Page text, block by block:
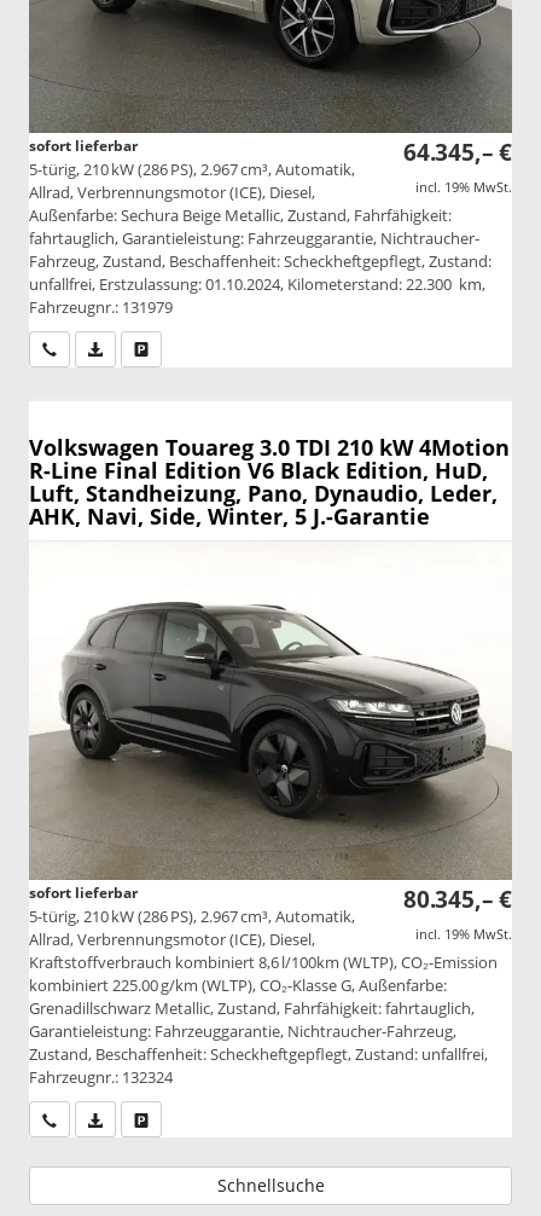
64.345,– €
incl. 19% MwSt.
sofort lieferbar
5-türig, 210 kW (286 PS), 2.967 cm³, Automatik,
Allrad, Verbrennungsmotor (ICE), Diesel,
Außenfarbe: Sechura Beige Metallic, Zustand, Fahrfähigkeit:
fahrtauglich, Garantieleistung: Fahrzeuggarantie, Nichtraucher-
Fahrzeug, Zustand, Beschaffenheit: Scheckheftgepflegt, Zustand:
unfallfrei, Erstzulassung: 01.10.2024, Kilometerstand: 22.300 km,
Fahrzeugnr.: 131979
Wir rufen Sie anPDF-Datei, Fahrzeugexposé drucken
Volkswagen Touareg 3.0 TDI 210 kW 4Motion
R-Line Final Edition V6 Black Edition, HuD,
Luft, Standheizung, Pano, Dynaudio, Leder,
AHK, Navi, Side, Winter, 5 J.-Garantie
80.345,– €
incl. 19% MwSt.
sofort lieferbar
5-türig, 210 kW (286 PS), 2.967 cm³, Automatik,
Allrad, Verbrennungsmotor (ICE), Diesel,
Kraftstoffverbrauch kombiniert 8,6 l/100km (WLTP), CO₂-Emission
kombiniert 225.00 g/km (WLTP), CO₂-Klasse G, Außenfarbe:
Grenadillschwarz Metallic, Zustand, Fahrfähigkeit: fahrtauglich,
Garantieleistung: Fahrzeuggarantie, Nichtraucher-Fahrzeug,
Zustand, Beschaffenheit: Scheckheftgepflegt, Zustand: unfallfrei,
Fahrzeugnr.: 132324
Wir rufen Sie anPDF-Datei, Fahrzeugexposé drucken
Schnellsuche